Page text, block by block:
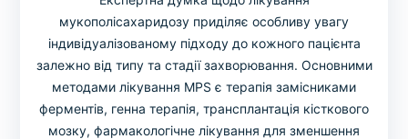
мукополісахаридозу приділяє особливу увагу
індивідуалізованому підходу до кожного пацієнта
залежно від типу та стадії захворювання. Основними
методами лікування MPS є терапія замісниками
ферментів, генна терапія, трансплантація кісткового
мозку, фармакологічне лікування для зменшення